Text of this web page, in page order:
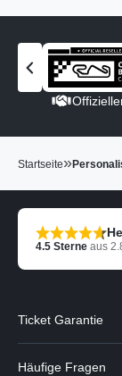
V
o
r
n
P
a
n
e
r
Startseite»
4.5 Sterne aus
Ticket Garantie
Häufige Fragen